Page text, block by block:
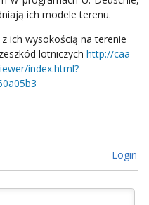
ich modele terenu.
ich wysokością na terenie
lotniczych http://caa-
index.html?
Login